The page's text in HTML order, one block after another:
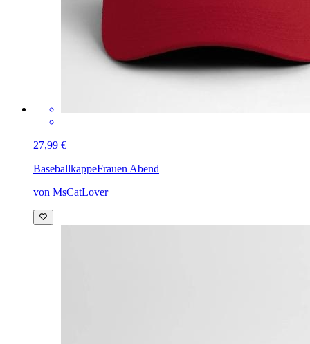
27,99 €
BaseballkappeFrauen Abend
von MsCatLover